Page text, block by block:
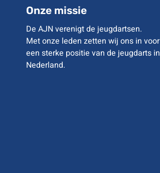
Onze missie
De AJN verenigt de jeugdartsen.
Met onze leden zetten wij ons in voor
een sterke positie van de jeugdarts in
Nederland.